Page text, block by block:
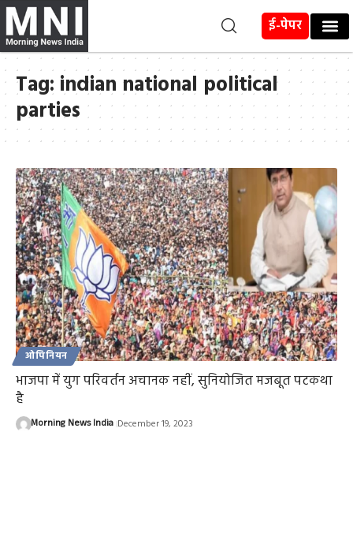
ई-पेपर
Tag: indian national political
parties
ओपिनियन
भाजपा में युग परिवर्तन अचानक नहीं, सुनियोजित मजबूत पटकथा
है
Morning News India December 19, 2023